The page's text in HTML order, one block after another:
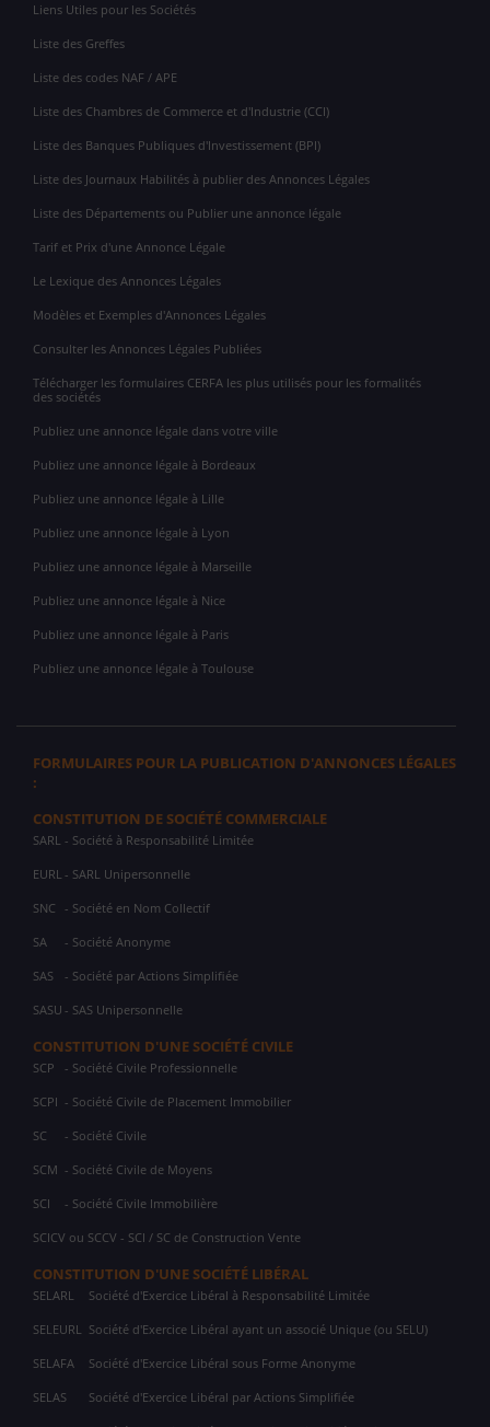
Liens Utiles pour les Sociétés
Liste des Greffes
Liste des codes NAF / APE
Liste des Chambres de Commerce et d'Industrie (CCI)
Liste des Banques Publiques d'Investissement (BPI)
Liste des Journaux Habilités à publier des Annonces Légales
Liste des Départements ou Publier une annonce légale
Tarif et Prix d'une Annonce Légale
Le Lexique des Annonces Légales
Modèles et Exemples d'Annonces Légales
Consulter les Annonces Légales Publiées
Télécharger les formulaires CERFA les plus utilisés pour les formalités
des sociétés
Publiez une annonce légale dans votre ville
Publiez une annonce légale à Bordeaux
Publiez une annonce légale à Lille
Publiez une annonce légale à Lyon
Publiez une annonce légale à Marseille
Publiez une annonce légale à Nice
Publiez une annonce légale à Paris
Publiez une annonce légale à Toulouse
FORMULAIRES POUR LA PUBLICATION D'ANNONCES LÉGALES
:
CONSTITUTION DE SOCIÉTÉ COMMERCIALE
SARL - Société à Responsabilité Limitée
EURL - SARL Unipersonnelle
SNC - Société en Nom Collectif
SA - Société Anonyme
SAS - Société par Actions Simplifiée
SASU - SAS Unipersonnelle
CONSTITUTION D'UNE SOCIÉTÉ CIVILE
SCP - Société Civile Professionnelle
SCPI - Société Civile de Placement Immobilier
SC - Société Civile
SCM - Société Civile de Moyens
SCI - Société Civile Immobilière
SCICV ou SCCV - SCI / SC de Construction Vente
CONSTITUTION D'UNE SOCIÉTÉ LIBÉRAL
SELARL Société d'Exercice Libéral à Responsabilité Limitée
SELEURL Société d'Exercice Libéral ayant un associé Unique (ou SELU)
SELAFA Société d'Exercice Libéral sous Forme Anonyme
SELAS Société d'Exercice Libéral par Actions Simplifiée